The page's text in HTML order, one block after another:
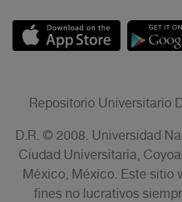
Repositorio Universitario
D.R. © 2008. Universidad
Ciudad Universitaria,
México, México. Este sitio
fines no lucrativos